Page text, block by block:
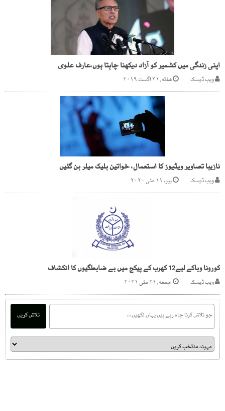
اپنی زندگی میں کشمیر کو آزاد دیکھنا چاہتا ہوں،عارف علوی
ویب ڈیسک هفته, ۳۱ اگست ۲۰۱۹
نازیبا تصاویر ویڈیوز کا استعمال، خواتین بلیک میلر بن گئیں
ویب ڈیسک پیر, ۱۱ مئی ۲۰۲۰
کورونا وباکے لیے12 کھرب کے پیکج میں بے ضابطگیوں کا انکشاف
ویب ڈیسک جمعه, ۲۱ مئی ۲۰۲۱
تلاش کریں